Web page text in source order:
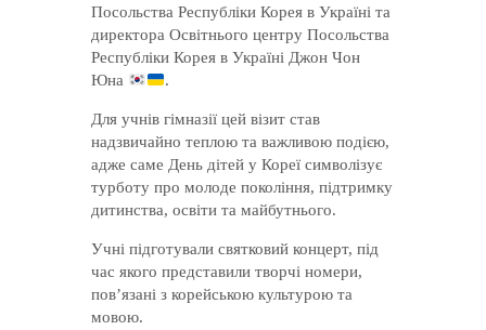
Посольства Республіки Корея в Україні та
директора Освітнього центру Посольства
Республіки Корея в Україні Джон Чон
Юна
.
Для учнів гімназії цей візит став
надзвичайно теплою та важливою подією,
адже саме День дітей у Кореї символізує
турботу про молоде покоління, підтримку
дитинства, освіти та майбутнього.
Учні підготували святковий концерт, під
час якого представили творчі номери,
пов’язані з корейською культурою та
мовою.